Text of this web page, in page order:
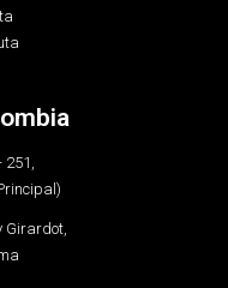
251,
Girardot,